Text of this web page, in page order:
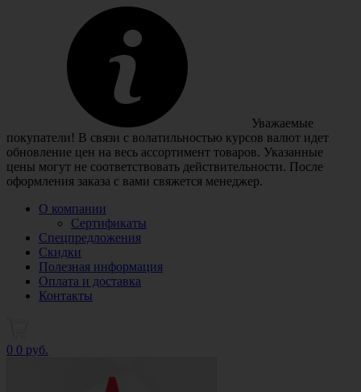
Уважаемые
покупатели! В связи с волатильностью курсов валют идет
обновление цен на весь ассортимент товаров. Указанные
цены могут не соответствовать действительности. После
оформления заказа с вами свяжется менеджер.
О компании
Сертификаты
Спецпредложения
Скидки
Полезная информация
Оплата и доставка
Контакты
0 0 руб.